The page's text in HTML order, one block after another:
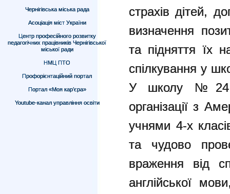
Чернігівська міська рада
Асоціація міст України
Центр професійного розвитку
педагогічних працівників Чернігівської
міської ради
НМЦ ПТО
Профорієнтаційний портал
Портал «Моя кар’єра»
Youtube-канал управління освіти
страхів дітей,
визначення
та підняття їх
спілкування у
У школу №24
організації з
учнями 4-х
та чудово
враження від
англійської